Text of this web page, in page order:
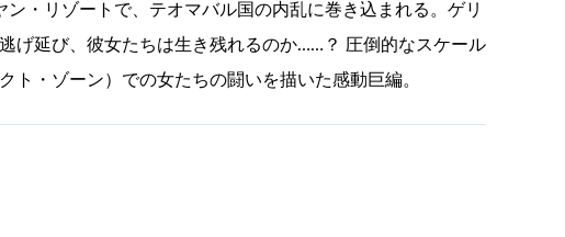
・リゾートで、テオマバル国の内乱に巻き込まれる。ゲリ
げ延び、彼女たちは生き残れるのか……？ 圧倒的なスケール
ト・ゾーン）での女たちの闘いを描いた感動巨編。